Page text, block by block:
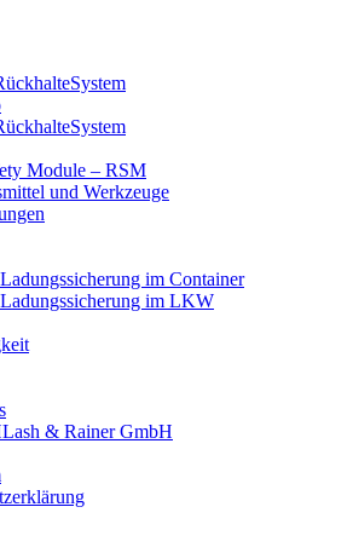
Module – RSM
und Werkzeuge
im Container
im LKW
& Rainer GmbH